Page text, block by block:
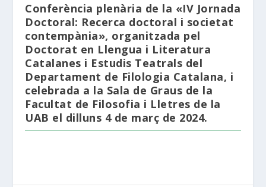
Conferència plenària de la «IV Jornada
Doctoral: Recerca doctoral i societat
contempània», organitzada pel
Doctorat en Llengua i Literatura
Catalanes i Estudis Teatrals del
Departament de Filologia Catalana, i
celebrada a la Sala de Graus de la
Facultat de Filosofia i Lletres de la
UAB el dilluns 4 de març de 2024.